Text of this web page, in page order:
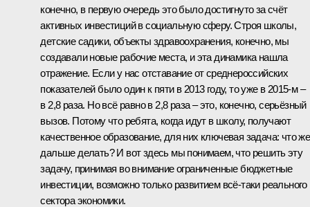
конечно, в первую очередь это было достигнуто за счёт
активных инвестиций в социальную сферу. Строя школы,
детские садики, объекты здравоохранения, конечно, мы
создавали новые рабочие места, и эта динамика нашла
отражение. Если у нас отставание от среднероссийских
показателей было один к пяти в 2013 году, то уже в 2015‑м –
в 2,8 раза. Но всё равно в 2,8 раза – это, конечно, серьёзный
вызов. Потому что ребята, когда идут в школу, получают
качественное образование, для них ключевая задача: что же
дальше делать? И вот здесь мы понимаем, что решить эту
задачу, принимая во внимание ограниченные бюджетные
инвестиции, возможно только развитием всё‑таки реального
сектора экономики.